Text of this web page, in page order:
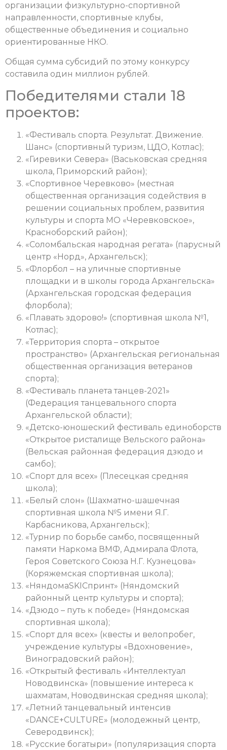
организации физкультурно-спортивной
направленности, спортивные клубы,
общественные объединения и социально
ориентированные НКО.
Общая сумма субсидий по этому конкурсу
составила один миллион рублей.
Победителями стали 18
проектов:
«Фестиваль спорта. Результат. Движение.
Шанс» (спортивный туризм, ЦДО, Котлас);
«Гиревики Севера» (Васьковская средняя
школа, Приморский район);
«Спортивное Черевково» (местная
общественная организация содействия в
решении социальных проблем, развития
культуры и спорта МО «Черевковское»,
Красноборский район);
«Соломбальская народная регата» (парусный
центр «Норд», Архангельск);
«Флорбол – на уличные спортивные
площадки и в школы города Архангельска»
(Архангельская городская федерация
флорбола);
«Плавать здорово!» (спортивная школа №1,
Котлас);
«Территория спорта – открытое
пространство» (Архангельская региональная
общественная организация ветеранов
спорта);
«Фестиваль планета танцев-2021»
(Федерация танцевального спорта
Архангельской области);
«Детско-юношеский фестиваль единоборств
«Открытое ристалище Вельского района»
(Вельская районная федерация дзюдо и
самбо);
«Спорт для всех» (Плесецкая средняя
школа);
«Белый слон» (Шахматно-шашечная
спортивная школа №5 имени Я.Г.
Карбасникова, Архангельск);
«Турнир по борьбе самбо, посвященный
памяти Наркома ВМФ, Адмирала Флота,
Героя Советского Союза Н.Г. Кузнецова»
(Коряжемская спортивная школа);
«НяндомаSKIСпринт» (Няндомский
районный центр культуры и спорта);
«Дзюдо – путь к победе» (Няндомская
спортивная школа);
«Спорт для всех» (квесты и велопробег,
учреждение культуры «Вдохновение»,
Виноградовский район);
«Открытый фестиваль «Интеллектуал
Новодвинска» (повышение интереса к
шахматам, Новодвинская средняя школа);
«Летний танцевальный интенсив
«DANCE+CULTURE» (молодежный центр,
Северодвинск);
«Русские богатыри» (популяризация спорта